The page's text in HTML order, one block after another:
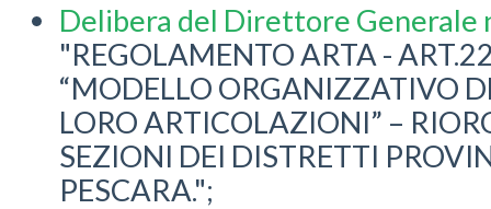
Delibera del Direttore Generale
"REGOLAMENTO ARTA -
“MODELLO ORGANIZZATIVO
LORO ARTICOLAZIONI” –
SEZIONI DEI DISTRETTI
PESCARA.";